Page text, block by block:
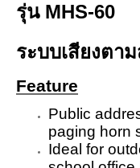
รุ่น MHS-60
ระบบเสียงตา
Feature
Public
paging horn
Ideal for